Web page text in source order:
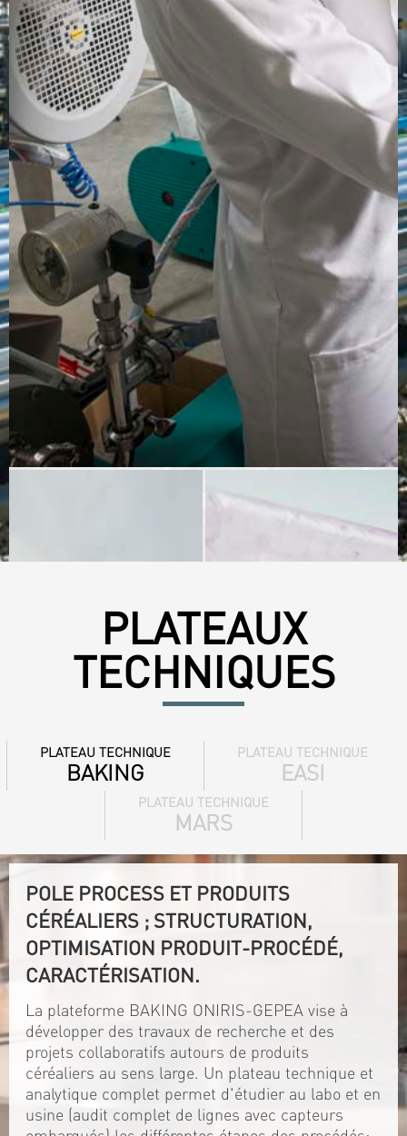
PLATEAUX
TECHNIQUES
PLATEAU TECHNIQUE
BAKING
PLATEAU TECHNIQUE
EASI
PLATEAU TECHNIQUE
MARS
POLE PROCESS ET PRODUITS
CÉRÉALIERS ; STRUCTURATION,
OPTIMISATION PRODUIT-PROCÉDÉ,
CARACTÉRISATION.
La plateforme BAKING ONIRIS-GEPEA vise à
développer des travaux de recherche et des
projets collaboratifs autours de produits
céréaliers au sens large. Un plateau technique et
analytique complet permet d'étudier au labo et en
usine (audit complet de lignes avec capteurs